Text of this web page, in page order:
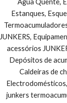
Estanques,
JUNKERS,
acessórios
Depósitos de
Caldeiras de
junkers